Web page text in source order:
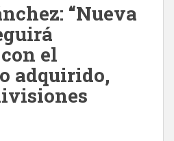
“Nueva
el
adquirido,